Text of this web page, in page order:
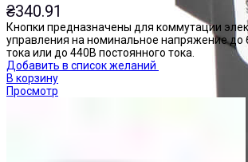
₴340.91
Кнопки предназначены для коммутации
управления на номинальное напряжение до
тока или до 440В постоянного тока.
Добавить в список желаний
В корзину
Просмотр